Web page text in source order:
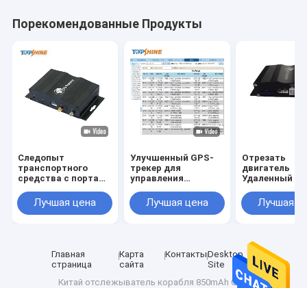
Порекомендованные Продукты
Следопыт
транспортного
средства с портами
связи 2G/3G/4G,
сигнализацией
Лучшая цена
Улучшенный GPS-
трекер для
управления
с дополнительным
идентификатором
обеспечением
отслеживания
Лучшая цена
Отрезать
двигатель
Удаленный
запасной
1000mAh /
Лучшая
Главная
страница
Карта
сайта
КонтактыDesktop
Site
Китай отслежыватель корабля 850mAh GPS